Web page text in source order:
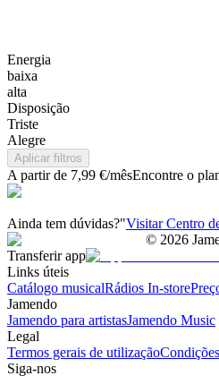
Energia
baixa
alta
Disposição
Triste
Alegre
Aplicar filtros
A partir de 7,99 €/mêsEncontre o
Ainda tem dúvidas?"Visitar Centro
© 2026
Transferir app
Links úteis
Catálogo musicalRádios In-store
Jamendo
Jamendo para artistasJamendo Music
Legal
Termos gerais de utilização
Siga-nos